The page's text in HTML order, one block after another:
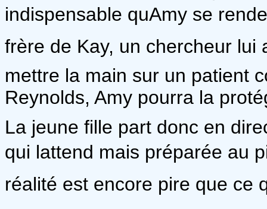
indispensable quAmy se
frère de Kay, un chercheur lui
mettre la main sur un patient
Reynolds, Amy pourra la
La jeune fille part donc en
qui lattend mais préparée au
réalité est encore pire que ce